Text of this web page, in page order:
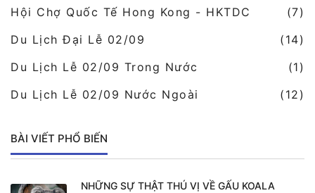
Hội Chợ Quốc Tế Hong Kong - HKTDC
(7)
Du Lịch Đại Lễ 02/09
(14)
Du Lịch Lễ 02/09 Trong Nước
(1)
Du Lịch Lễ 02/09 Nước Ngoài
(12)
BÀI VIẾT PHỔ BIẾN
NHỮNG SỰ THẬT THÚ VỊ VỀ GẤU KOALA